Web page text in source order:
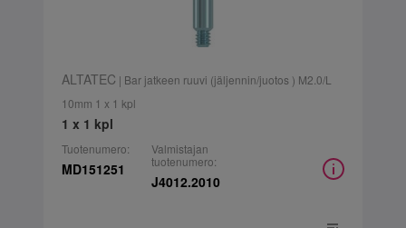
ALTATEC | Bar jatkeen ruuvi (jäljennin/juotos ) M2.0/L
10mm 1 x 1 kpl
1 x 1 kpl
Tuotenumero:
MD151251
Valmistajan
tuotenumero:
J4012.2010